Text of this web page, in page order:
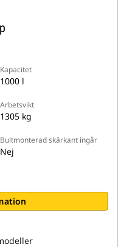
Kapacitet
1000 l
Arbetsvikt
1305 kg
Bultmonterad skärkant ingår
Nej